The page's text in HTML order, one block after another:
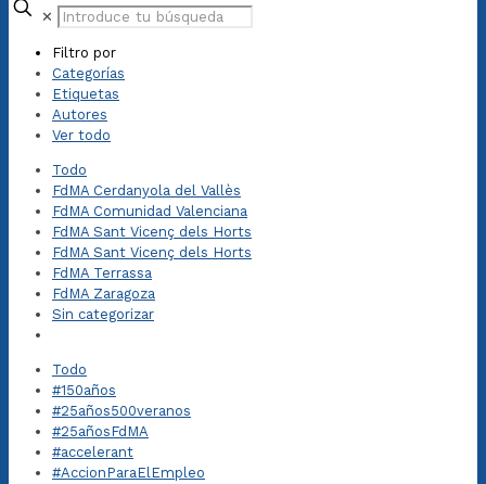
✕
Filtro por
Categorías
Etiquetas
Autores
Ver todo
Todo
FdMA Cerdanyola del Vallès
FdMA Comunidad Valenciana
FdMA Sant Vicenç dels Horts
FdMA Sant Vicenç dels Horts
FdMA Terrassa
FdMA Zaragoza
Sin categorizar
Todo
#150años
#25años500veranos
#25añosFdMA
#accelerant
#AccionParaElEmpleo